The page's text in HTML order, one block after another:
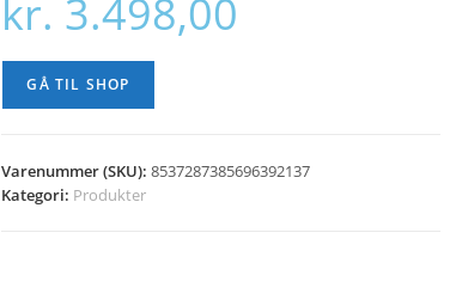
kr. 3.498,00
GÅ TIL SHOP
Varenummer (SKU):8537287385696392137
Kategori: Produkter